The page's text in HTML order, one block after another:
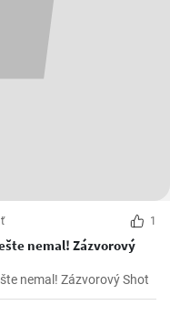
1
Zázvorový
Takýto DOMÁCI ZÁZVOROVÝ SIRUP si ešte nemal! Zázvorový Shot